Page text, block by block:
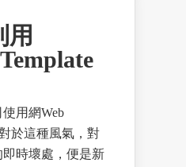
用
用網Web
於這種風氣，對
時壞處，便是新